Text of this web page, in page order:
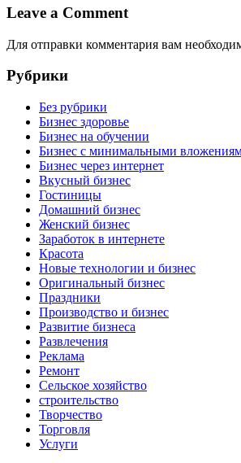
Leave a Comment
Для отправки комментария вам
Рубрики
Без рубрики
Бизнес здоровье
Бизнес на обучении
Бизнес с минимальными
Бизнес через интернет
Вкусный бизнес
Гостиницы
Домашний бизнес
Женский бизнес
Заработок в интернете
Красота
Новые технологии и бизнес
Оригинальный бизнес
Праздники
Производство и бизнес
Развитие бизнеса
Развлечения
Реклама
Ремонт
Сельское хозяйство
строительство
Творчество
Торговля
Услуги